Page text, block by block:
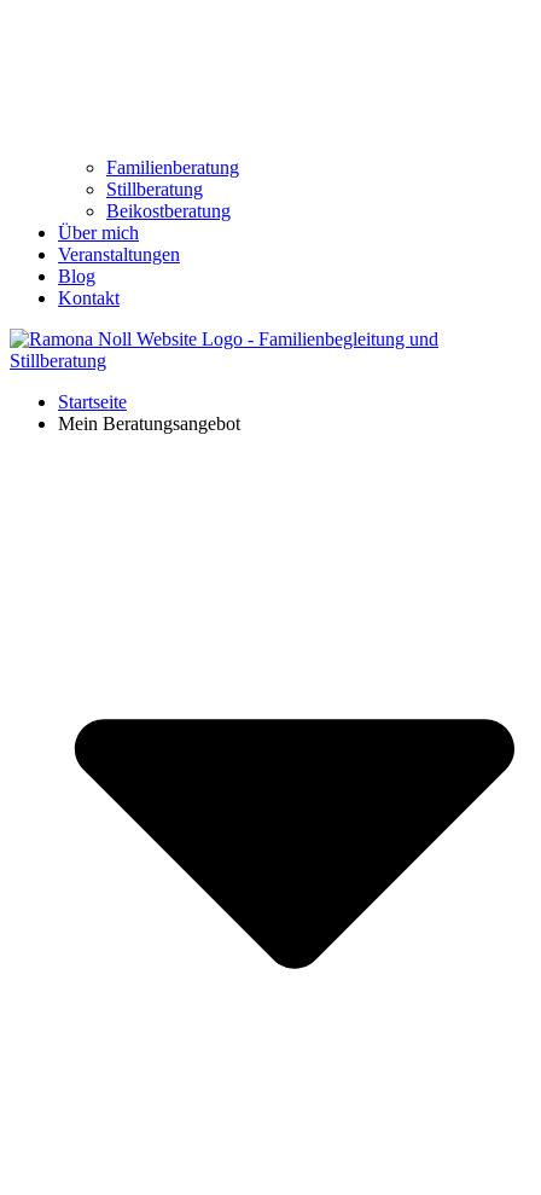
Familienberatung
Stillberatung
Beikostberatung
Über mich
Veranstaltungen
Blog
Kontakt
Startseite
Mein Beratungsangebot